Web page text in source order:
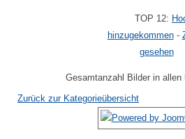
TOP 12:
hinzugekommen-
gesehen
Gesamtanzahl Bilder in allen
Zurück zur Kategorieübersicht